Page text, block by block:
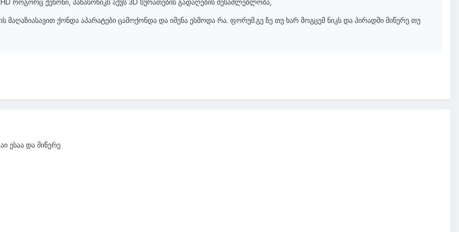
როგორც ქენონი, პანასონიკს აქვს 3D სურათების გადაღების შესაძლებლობა,
მაღაზიასავით ქონდა აპარატები ცამოქონდა და იმენა ესმოდა რა. ფორუმ.გე ზე თუ ხარ მოგცემ ნიკს და პირადში მიწერე თუ
ესაა და მიწერე